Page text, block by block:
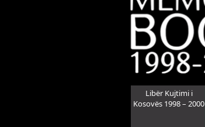
Libër Kujtimi i
Kosovës 1998 – 2000